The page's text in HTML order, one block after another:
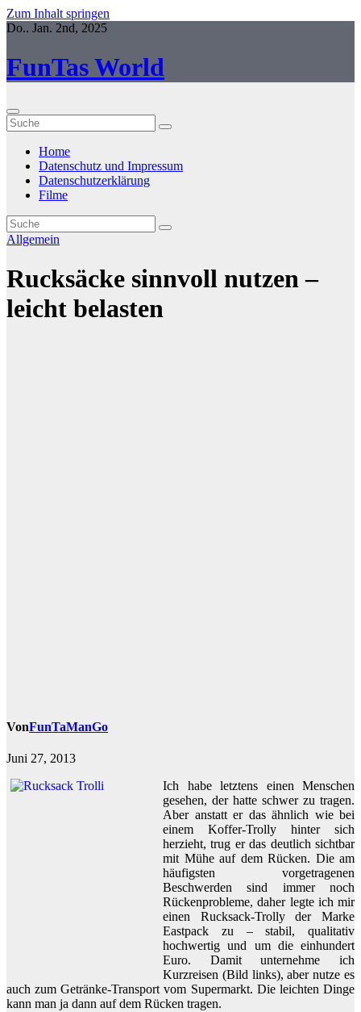
Zum Inhalt springen
Do.. Jan. 2nd, 2025
FunTas World
Home
Datenschutz und Impressum
Datenschutzerklärung
Filme
Allgemein
Rucksäcke sinnvoll nutzen –
leicht belasten
VonFunTaManGo
Juni 27, 2013
Ich habe letztens einen Menschen
gesehen, der hatte schwer zu tragen.
Aber anstatt er das ähnlich wie bei
einem Koffer-Trolly hinter sich
herzieht, trug er das deutlich sichtbar
mit Mühe auf dem Rücken. Die am
häufigsten vorgetragenen
Beschwerden sind immer noch
Rückenprobleme, daher legte ich mir
einen Rucksack-Trolly der Marke
Eastpack zu – stabil, qualitativ
hochwertig und um die einhundert
Euro. Damit unternehme ich
Kurzreisen (Bild links), aber nutze es
auch zum Getränke-Transport vom Supermarkt. Die leichten Dinge
kann man ja dann auf dem Rücken tragen.